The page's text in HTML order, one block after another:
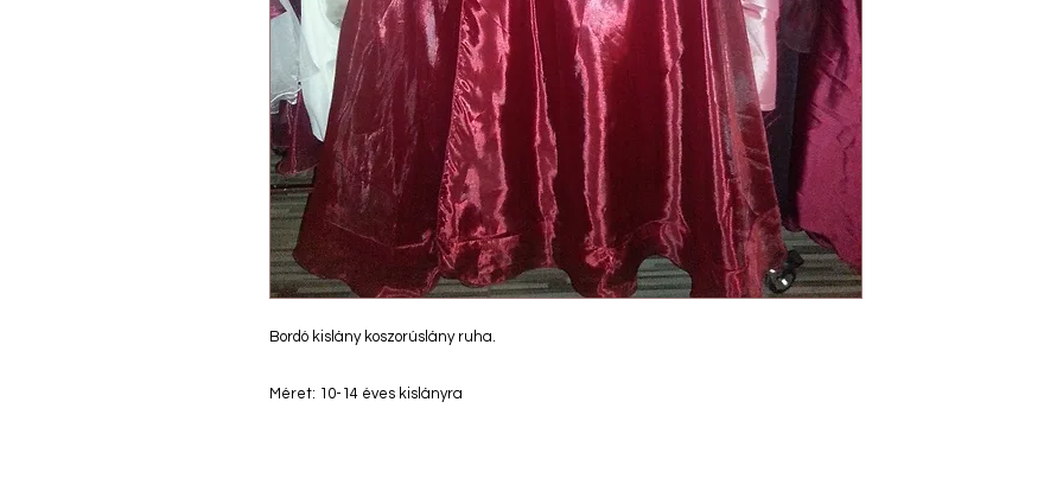
Bordó kislány koszorúslány ruha.
Méret: 10-14 éves kislányra